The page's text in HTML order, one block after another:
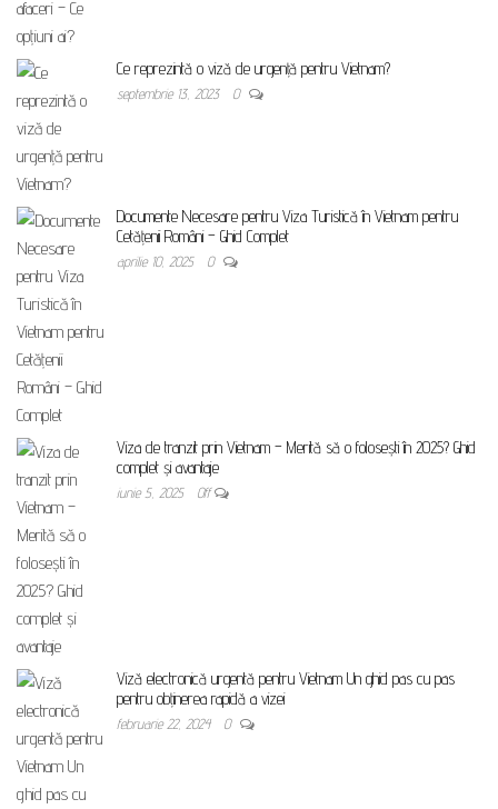
Ce reprezintă o viză de urgență pentru Vietnam?
septembrie 13, 2023 0
Documente Necesare pentru Viza Turistică în Vietnam pentru
Cetățenii Români – Ghid Complet
aprilie 10, 2025 0
Viza de tranzit prin Vietnam – Merită să o folosești în 2025? Ghid
complet și avantaje
iunie 5, 2025 Off
Viză electronică urgentă pentru Vietnam Un ghid pas cu pas
pentru obținerea rapidă a vizei
februarie 22, 2024 0